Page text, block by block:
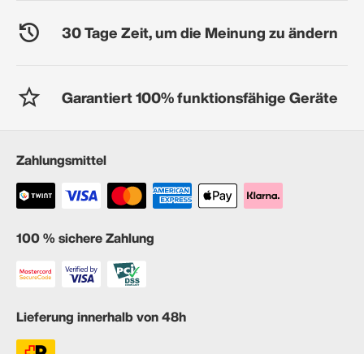
30 Tage Zeit, um die Meinung zu ändern
Garantiert 100% funktionsfähige Geräte
Zahlungsmittel
100 % sichere Zahlung
Lieferung innerhalb von 48h